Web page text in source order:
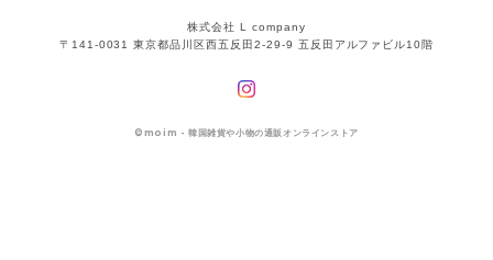
株式会社 L company
〒141-0031 東京都品川区西五反田2-29-9 五反田アルファビル10階
© moim - 韓国雑貨や小物の通販オンラインストア